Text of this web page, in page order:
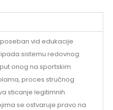
vid edukacije
sistemu redovnog
onog na sportskim
proces stručnog
sticanje legitimnih
se ostvaruje pravo na